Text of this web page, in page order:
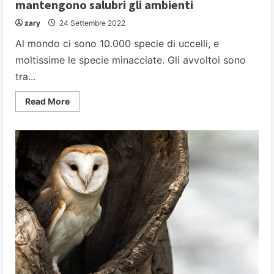
mantengono salubri gli ambienti
zary 24 Settembre 2022
Al mondo ci sono 10.000 specie di uccelli, e
moltissime le specie minacciate. Gli avvoltoi sono
tra...
Read MoreRead
more
gli
spazzini
della
Natura
che
mantengono
salubri
gli
ambienti